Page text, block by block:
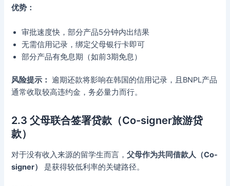
优势：
审批速度快，部分产品5分钟内出结果
无需信用记录，绑定父母银行卡即可
部分产品有免息期（如前3期免息）
风险提示： 逾期还款将影响在韩国的信用记录，且BNPL产品
通常收取较高违约金，务必量力而行。
2.3 父母联合签署贷款（Co-signer旅游贷
款）
对于没有收入来源的留学生而言，父母作为共同借款人（Co-
signer）
是获得较低利率的关键路径。